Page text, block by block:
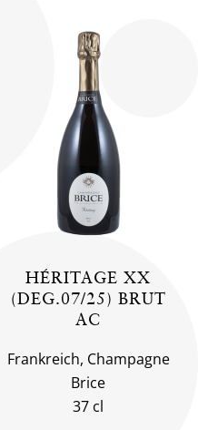
HÉRITAGE XX
(DEG.07/25) BRUT
AC
Frankreich, Champagne
Brice
37 cl